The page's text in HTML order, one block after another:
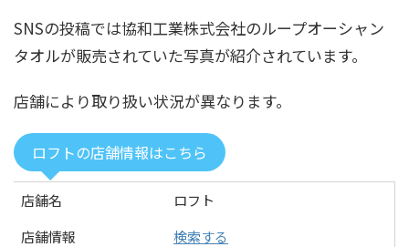
SNSの投稿では協和工業株式会社のループオーシャン
タオルが販売されていた写真が紹介されています。
店舗により取り扱い状況が異なります。
ロフトの店舗情報はこちら
店舗名
ロフト
店舗情報
検索する